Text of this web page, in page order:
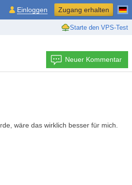
Starte den VPS-Test
Einloggen Zugang erhalten
Neuer Kommentar
wäre das wirklich besser für mich.